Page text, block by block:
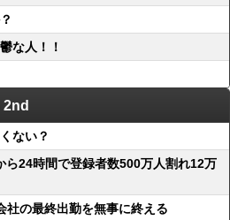
な人！！
2nd
ない？
ら24時間で登録者数500万人割れ12万
社の最終出勤を無事に終える